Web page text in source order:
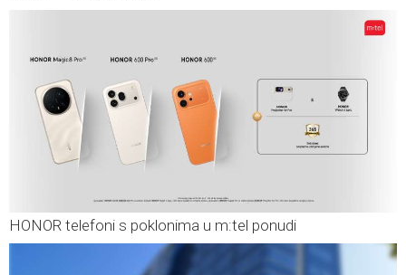
HONOR telefoni s poklonima u m:tel ponudi